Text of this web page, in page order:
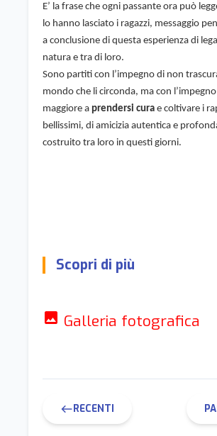
E’ la frase che ogni passante ora può
lo hanno lasciato i ragazzi, messaggio
a conclusione di questa esperienza di
natura e tra di loro.
Sono partiti con l’impegno di non
mondo che li circonda, ma con
maggiore a prendersi cura e coltivare i
bellissimi, di amicizia autentica e
costruito tra loro in questi giorni.
Scopri di più
photo Galleria fotografica
west RECENTI